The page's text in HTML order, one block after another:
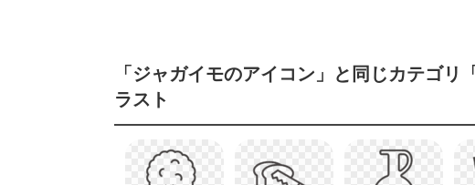
「ジャガイモのアイコン」と同じカテゴリ「
ラスト